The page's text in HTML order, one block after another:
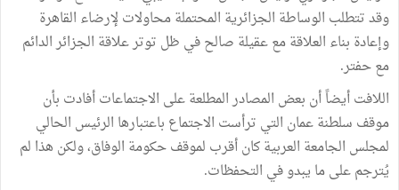
وقد تتطلب الوساطة الجزائرية المحتملة محاولات لإرضاء القاهرة
وإعادة بناء العلاقة مع عقيلة صالح في ظل توتر علاقة الجزائر الدائم
مع حفتر.
اللافت أيضاً أن بعض المصادر المطلعة على الاجتماعات أفادت بأن
موقف سلطنة عمان التي ترأست الاجتماع باعتبارها الرئيس الحالي
لمجلس الجامعة العربية كان أقرب لموقف حكومة الوفاق، ولكن هذا لم
يُترجم على ما يبدو في التحفظات.